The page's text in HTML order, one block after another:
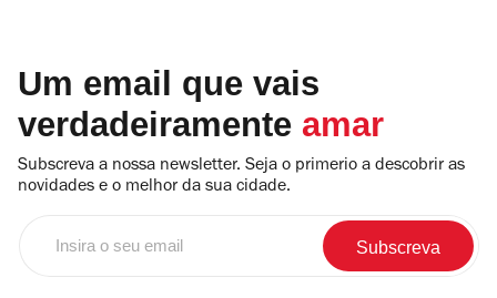
Um email que vais
verdadeiramente amar
Subscreva a nossa newsletter. Seja o primerio a descobrir as
novidades e o melhor da sua cidade.